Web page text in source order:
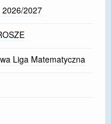
2026/2027
Liga Matematyczna